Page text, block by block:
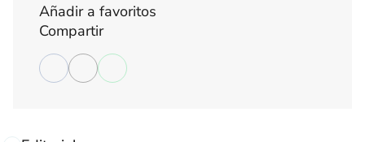
Añadir a favoritos
Compartir